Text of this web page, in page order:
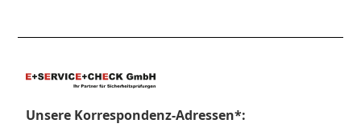
Unsere Korrespondenz-Adressen*: